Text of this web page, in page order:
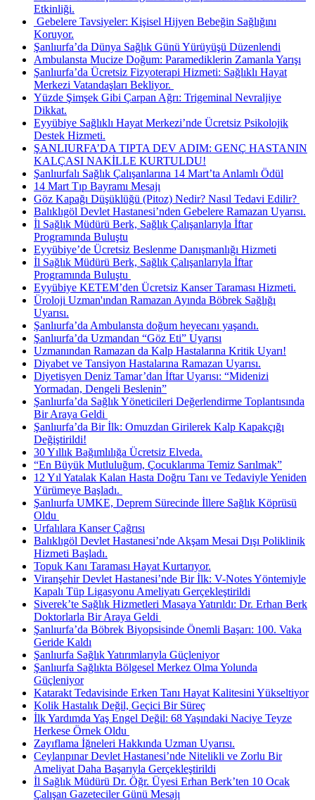
Etkinliği.
​ Gebelere Tavsiyeler: Kişisel Hijyen Bebeğin Sağlığını
Koruyor.
Şanlıurfa’da Dünya Sağlık Günü Yürüyüşü Düzenlendi
Ambulansta Mucize Doğum: Paramediklerin Zamanla Yarışı
Şanlıurfa’da Ücretsiz Fizyoterapi Hizmeti: Sağlıklı Hayat
Merkezi Vatandaşları Bekliyor. ​
Yüzde Şimşek Gibi Çarpan Ağrı: Trigeminal Nevraljiye
Dikkat.
Eyyübiye Sağlıklı Hayat Merkezi’nde Ücretsiz Psikolojik
Destek Hizmeti.
ŞANLIURFA’DA TIPTA DEV ADIM: GENÇ HASTANIN
KALÇASI NAKİLLE KURTULDU!
Şanlıurfalı Sağlık Çalışanlarına 14 Mart’ta Anlamlı Ödül
14 Mart Tıp Bayramı Mesajı
Göz Kapağı Düşüklüğü (Pitoz) Nedir? Nasıl Tedavi Edilir? ​
Balıklıgöl Devlet Hastanesi’nden Gebelere Ramazan Uyarısı.
İl Sağlık Müdürü Berk, Sağlık Çalışanlarıyla İftar
Programında Buluştu
Eyyübiye’de Ücretsiz Beslenme Danışmanlığı Hizmeti
İl Sağlık Müdürü Berk, Sağlık Çalışanlarıyla İftar
Programında Buluştu ​
Eyyübiye KETEM’den Ücretsiz Kanser Taraması Hizmeti.
Üroloji Uzman'ından Ramazan Ayında Böbrek Sağlığı
Uyarısı.
Şanlıurfa’da Ambulansta doğum heyecanı yaşandı.
Şanlıurfa’da Uzmandan “Göz Eti” Uyarısı
Uzmanından Ramazan da Kalp Hastalarına Kritik Uyarı!
Diyabet ve Tansiyon Hastalarına Ramazan Uyarısı.
Diyetisyen Deniz Tamar’dan İftar Uyarısı: “Midenizi
Yormadan, Dengeli Beslenin”
Şanlıurfa’da Sağlık Yöneticileri Değerlendirme Toplantısında
Bir Araya Geldi ​
Şanlıurfa’da Bir İlk: Omuzdan Girilerek Kalp Kapakçığı
Değiştirildi!
30 Yıllık Bağımlılığa Ücretsiz Elveda.
“En Büyük Mutluluğum, Çocuklarıma Temiz Sarılmak”
12 Yıl Yatalak Kalan Hasta Doğru Tanı ve Tedaviyle Yeniden
Yürümeye Başladı. ​
Şanlıurfa UMKE, Deprem Sürecinde İllere Sağlık Köprüsü
Oldu ​
Urfalılara Kanser Çağrısı
Balıklıgöl Devlet Hastanesi’nde Akşam Mesai Dışı Poliklinik
Hizmeti Başladı.
Topuk Kanı Taraması Hayat Kurtarıyor.
Viranşehir Devlet Hastanesi’nde Bir İlk: V-Notes Yöntemiyle
Kapalı Tüp Ligasyonu Ameliyatı Gerçekleştirildi
Siverek’te Sağlık Hizmetleri Masaya Yatırıldı: Dr. Erhan Berk
Doktorlarla Bir Araya Geldi ​
Şanlıurfa’da Böbrek Biyopsisinde Önemli Başarı: 100. Vaka
Geride Kaldı
Şanlıurfa Sağlık Yatırımlarıyla Güçleniyor
Şanlıurfa Sağlıkta Bölgesel Merkez Olma Yolunda
Güçleniyor
Katarakt Tedavisinde Erken Tanı Hayat Kalitesini Yükseltiyor
Kolik Hastalık Değil, Geçici Bir Süreç
İlk Yardımda Yaş Engel Değil: 68 Yaşındaki Naciye Teyze
Herkese Örnek Oldu ​
Zayıflama İğneleri Hakkında Uzman Uyarısı.
Ceylanpınar Devlet Hastanesi’nde Nitelikli ve Zorlu Bir
Ameliyat Daha Başarıyla Gerçekleştirildi
İl Sağlık Müdürü Dr. Öğr. Üyesi Erhan Berk’ten 10 Ocak
Çalışan Gazeteciler Günü Mesajı